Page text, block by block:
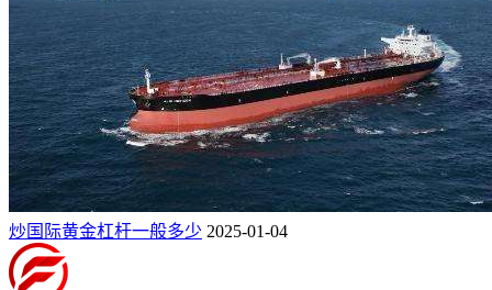
炒国际黄金杠杆一般多少 2025-01-04